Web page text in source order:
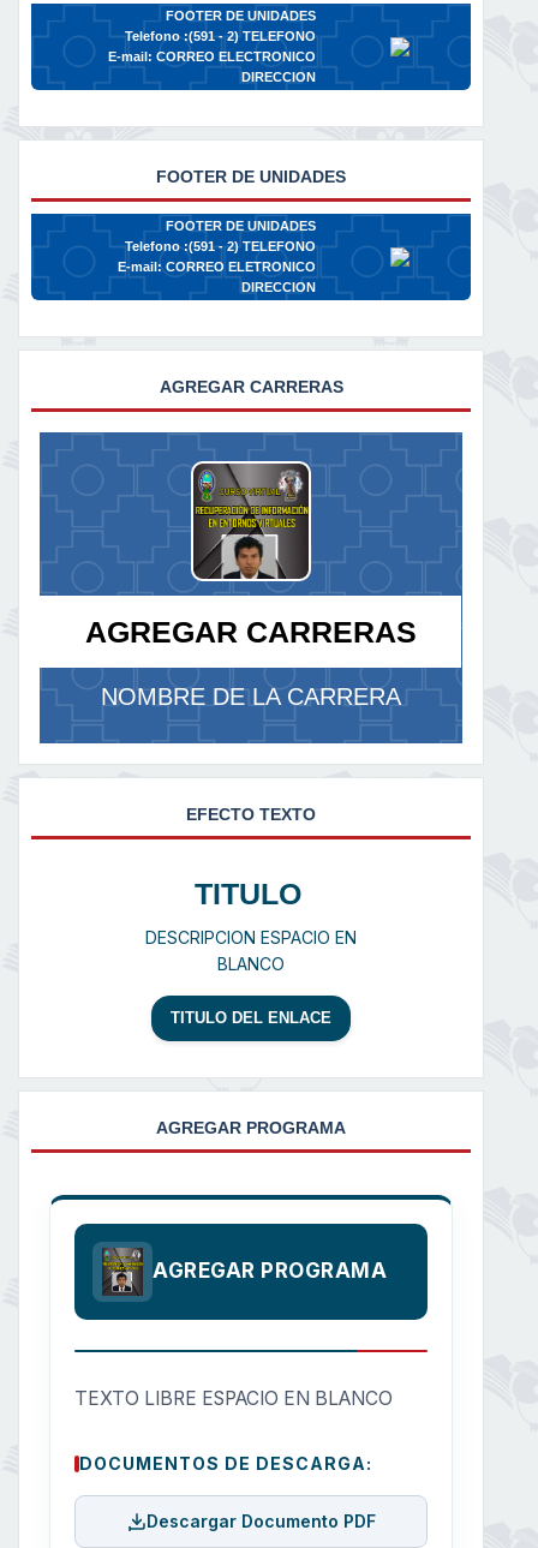
FOOTER DE UNIDADES
Telefono :(591 - 2)TELEFONO
E-mail: CORREO ELECTRONICO
DIRECCION
FOOTER DE UNIDADES
FOOTER DE UNIDADES
Telefono :(591 - 2)TELEFONO
E-mail:CORREO ELETRONICO
DIRECCION
AGREGAR CARRERAS
AGREGAR CARRERAS
NOMBRE DE LA CARRERA
EFECTO TEXTO
TITULO
DESCRIPCION ESPACIO EN
BLANCO
TITULO DEL ENLACE
AGREGAR PROGRAMA
AGREGAR PROGRAMA
TEXTO LIBRE ESPACIO EN BLANCO
DOCUMENTOS DE DESCARGA:
Descargar Documento PDF